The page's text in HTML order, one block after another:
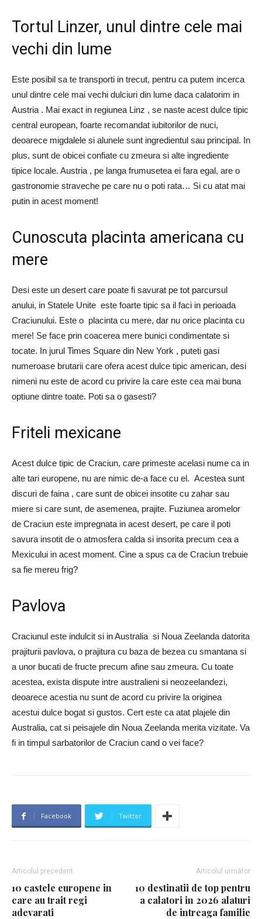
Tortul Linzer, unul dintre cele mai
vechi din lume
Este posibil sa te transporti in trecut, pentru ca putem incerca
unul dintre cele mai vechi dulciuri din lume daca calatorim in
Austria . Mai exact in regiunea Linz , se naste acest dulce tipic
central european, foarte recomandat iubitorilor de nuci,
deoarece migdalele si alunele sunt ingredientul sau principal. In
plus, sunt de obicei confiate cu zmeura si alte ingrediente
tipice locale. Austria , pe langa frumusetea ei fara egal, are o
gastronomie straveche pe care nu o poti rata… Si cu atat mai
putin in acest moment!
Cunoscuta placinta americana cu
mere
Desi este un desert care poate fi savurat pe tot parcursul
anului, in Statele Unite este foarte tipic sa il faci in perioada
Craciunului. Este o placinta cu mere, dar nu orice placinta cu
mere! Se face prin coacerea mere bunici condimentate si
tocate. In jurul Times Square din New York , puteti gasi
numeroase brutarii care ofera acest dulce tipic american, desi
nimeni nu este de acord cu privire la care este cea mai buna
optiune dintre toate. Poti sa o gasesti?
Friteli mexicane
Acest dulce tipic de Craciun, care primeste acelasi nume ca in
alte tari europene, nu are nimic de-a face cu el. Acestea sunt
discuri de faina , care sunt de obicei insotite cu zahar sau
miere si care sunt, de asemenea, prajite. Fuziunea aromelor
de Craciun este impregnata in acest desert, pe care il poti
savura insotit de o atmosfera calda si insorita precum cea a
Mexicului in acest moment. Cine a spus ca de Craciun trebuie
sa fie mereu frig?
Pavlova
Craciunul este indulcit si in Australia si Noua Zeelanda datorita
prajiturii pavlova, o prajitura cu baza de bezea cu smantana si
a unor bucati de fructe precum afine sau zmeura. Cu toate
acestea, exista dispute intre australieni si neozeelandezi,
deoarece acestia nu sunt de acord cu privire la originea
acestui dulce bogat si gustos. Cert este ca atat plajele din
Australia, cat si peisajele din Noua Zeelanda merita vizitate. Va
fi in timpul sarbatorilor de Craciun cand o vei face?
Facebook Twitter
Articolul precedent
10 castele europene in
care au trait regi
adevarati
Articolul următor
10 destinatii de top pentru
a calatori in 2026 alaturi
de intreaga familie